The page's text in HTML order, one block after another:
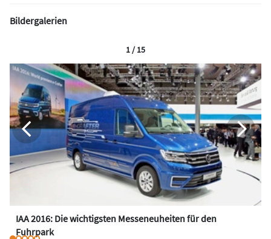
Bildergalerien
IAA 2016: Die wichtigsten Messeneuheiten für den
Fuhrpark
1 / 15